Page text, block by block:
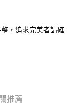
，追求完美者請確
推薦